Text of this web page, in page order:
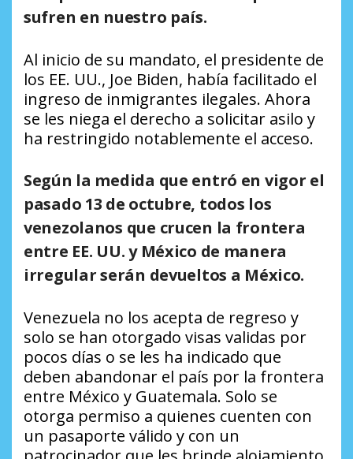
sufren en nuestro país.
Al inicio de su mandato, el presidente de
los EE. UU., Joe Biden, había facilitado el
ingreso de inmigrantes ilegales. Ahora
se les niega el derecho a solicitar asilo y
ha restringido notablemente el acceso.
Según la medida que entró en vigor el
pasado 13 de octubre, todos los
venezolanos que crucen la frontera
entre EE. UU. y México de manera
irregular serán devueltos a México.
Venezuela no los acepta de regreso y
solo se han otorgado visas validas por
pocos días o se les ha indicado que
deben abandonar el país por la frontera
entre México y Guatemala. Solo se
otorga permiso a quienes cuenten con
un pasaporte válido y con un